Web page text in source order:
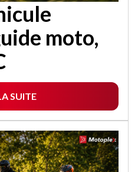
moto,
SUITE